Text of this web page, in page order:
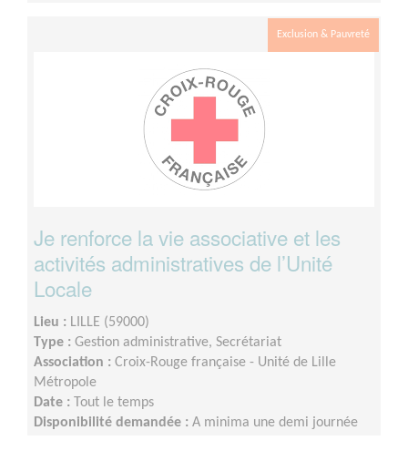
Exclusion & Pauvreté
Je renforce la vie associative et les
activités administratives de l’Unité
Locale
Lieu : LILLE (59000)
Type : Gestion administrative, Secrétariat
Association : Croix-Rouge française - Unité de Lille
Métropole
Date : Tout le temps
Disponibilité demandée : A minima une demi journée